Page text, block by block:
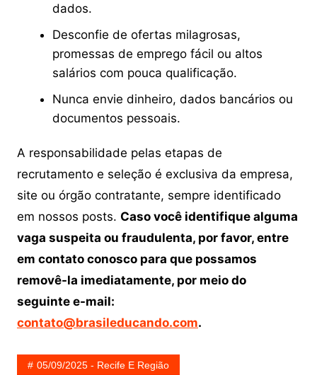
dados.
Desconfie de ofertas milagrosas,
promessas de emprego fácil ou altos
salários com pouca qualificação.
Nunca envie dinheiro, dados bancários ou
documentos pessoais.
A responsabilidade pelas etapas de
recrutamento e seleção é exclusiva da empresa,
site ou órgão contratante, sempre identificado
em nossos posts. Caso você identifique alguma
vaga suspeita ou fraudulenta, por favor, entre
em contato conosco para que possamos
removê-la imediatamente, por meio do
seguinte e-mail:
contato@brasileducando.com.
05/09/2025 - Recife E Região